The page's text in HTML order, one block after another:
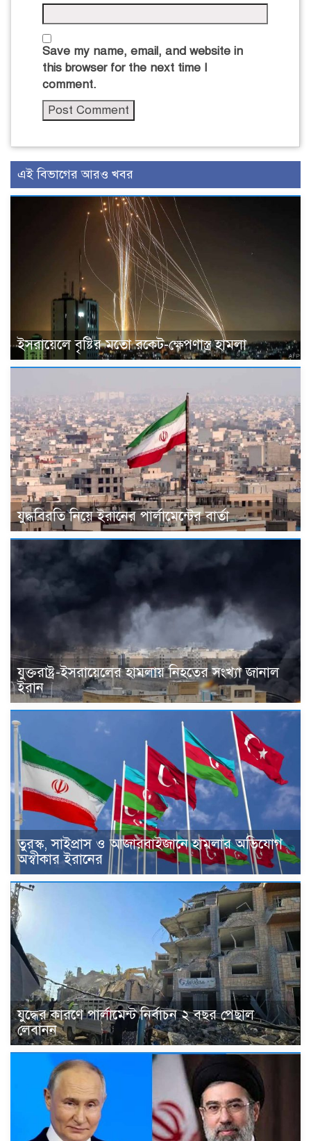
Save my name, email, and website in
this browser for the next time I
comment.
এই বিভাগের আরও খবর
ইসরায়েলে বৃষ্টির মতো রকেট-ক্ষেপণাস্ত্র হামলা
যুদ্ধবিরতি নিয়ে ইরানের পার্লামেন্টের বার্তা
যুক্তরাষ্ট্র-ইসরায়েলের হামলায় নিহতের সংখ্যা জানাল
ইরান
তুরস্ক, সাইপ্রাস ও আজারবাইজানে হামলার অভিযোগ
অস্বীকার ইরানের
যুদ্ধের কারণে পার্লামেন্ট নির্বাচন ২ বছর পেছাল
লেবানন